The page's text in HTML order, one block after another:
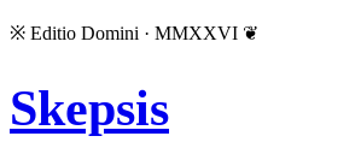
※ Editio Domini · MMXXVI ❦
Skepsis